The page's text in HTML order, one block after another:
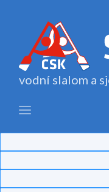
vodní slalom a